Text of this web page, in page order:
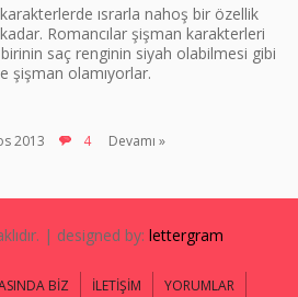
ısrarla nahoş bir özellik
Romancılar şişman karakterleri
saç renginin siyah olabilmesi gibi
şişman olamıyorlar.
2013 4 Devamı »
| designed by: lettergram
BİZ İLETİŞİM YORUMLAR